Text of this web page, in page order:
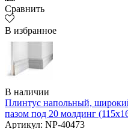
Сравнить
В избранное
В наличии
Плинтус напольный,
пазом под 20 молдинг
Артикул: NP-40473